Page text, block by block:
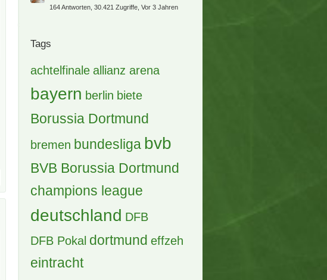
164 Antworten, 30.421 Zugriffe, Vor 3 Jahren
Tags
achtelfinale allianz arena
bayern berlin biete
Borussia Dortmund
bremen bundesliga bvb
BVB Borussia Dortmund
champions league
deutschland DFB
DFB Pokal dortmund effzeh
eintracht